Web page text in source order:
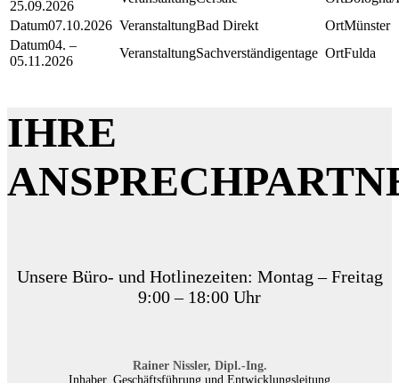
25.09.2026
07.10.2026
Bad Direkt
Münster
04. –
05.11.2026
Sachverständigentage Fulda
IHRE
Unsere Büro- und Hotlinezeiten: Montag – Freitag
9:00 – 18:00 Uhr
Rainer Nissler, Dipl.-Ing.
Inhaber, Geschäftsführung und Entwicklungsleitung